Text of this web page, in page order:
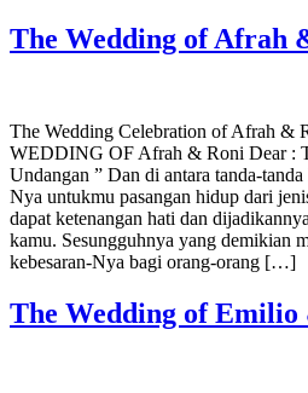
The Wedding of Afrah
The Wedding Celebration of Afrah &
WEDDING OF Afrah & Roni Dear :
Undangan ” Dan di antara tanda-
Nya untukmu pasangan hidup dari
dapat ketenangan hati dan
kamu. Sesungguhnya yang demikian
kebesaran-Nya bagi orang-orang […]
The Wedding of Emilio